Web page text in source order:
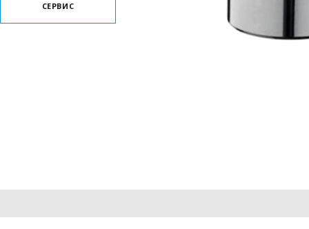
СЕРВИС